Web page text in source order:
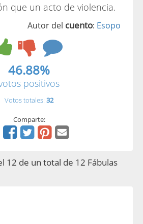
que un acto de violencia.
Autor del cuento: Esopo
46.88%
positivos
Votos totales: 32
Comparte:
12 de un total de 12 Fábulas